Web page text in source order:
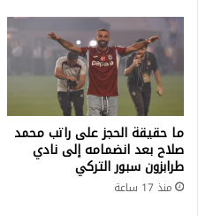
ما حقيقة الحجز على راتب محمد
صلاح بعد انضمامه إلى نادي
طرابزون سبور التركي
منذ 17 ساعة